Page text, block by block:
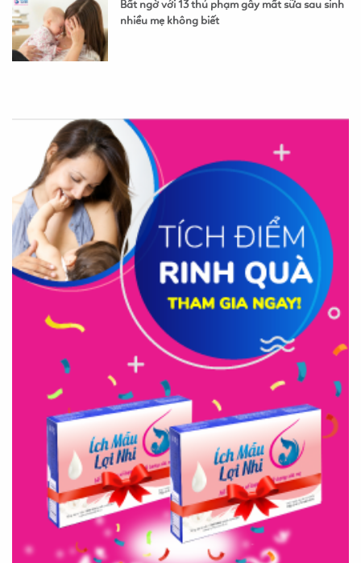
Bất ngờ với 13 thủ phạm gây mất sữa sau sinh
nhiều mẹ không biết